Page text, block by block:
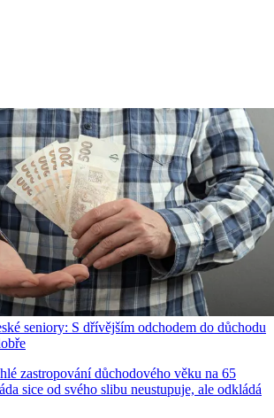
seniory: S dřívějším odchodem do důchodu
zastropování důchodového věku na 65
sice od svého slibu neustupuje, ale odkládá